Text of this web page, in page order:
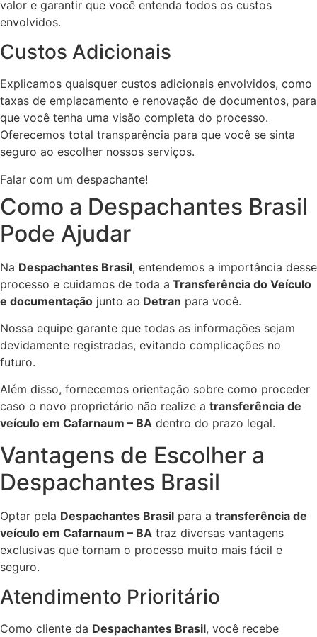
valor e garantir que você entenda todos os custos
envolvidos.
Custos Adicionais
Explicamos quaisquer custos adicionais envolvidos, como
taxas de emplacamento e renovação de documentos, para
que você tenha uma visão completa do processo.
Oferecemos total transparência para que você se sinta
seguro ao escolher nossos serviços.
Falar com um despachante!
Como a Despachantes Brasil
Pode Ajudar
Na Despachantes Brasil, entendemos a importância desse
processo e cuidamos de toda a Transferência do Veículo
e documentação junto ao Detran para você.
Nossa equipe garante que todas as informações sejam
devidamente registradas, evitando complicações no
futuro.
Além disso, fornecemos orientação sobre como proceder
caso o novo proprietário não realize a transferência de
veículo em Cafarnaum – BA dentro do prazo legal.
Vantagens de Escolher a
Despachantes Brasil
Optar pela Despachantes Brasil para a transferência de
veículo em Cafarnaum – BA traz diversas vantagens
exclusivas que tornam o processo muito mais fácil e
seguro.
Atendimento Prioritário
Como cliente da Despachantes Brasil, você recebe